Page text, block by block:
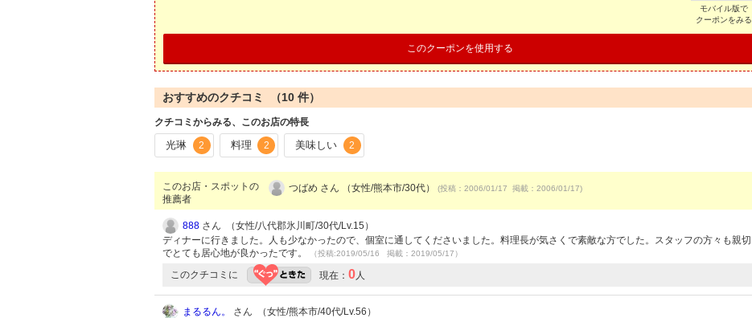
モバイル版で
クーポンをみる
このクーポンを使用する
おすすめのクチコミ （10 件）
クチコミからみる、このお店の特長
光琳 2 料理 2 美味しい 2
このお店・スポットの
推薦者
つばめ さん （女性/熊本市/30代） (投稿：2006/01/17 掲載：2006/01/17)
888 さん （女性/八代郡氷川町/30代/Lv.15）
ディナーに行きました。人も少なかったので、個室に通してくださいました。料理長が気さくで素敵な方でした。スタッフの方々も親切
でとても居心地が良かったです。
（投稿:2019/05/16 掲載：2019/05/17）
このクチコミに 現在： 0 人
まるるん。
さん （女性/熊本市/40代/Lv.56）